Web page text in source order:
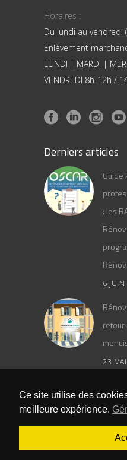
Horaires :
Du lundi au vendredi
Enlèvement
LUNDI | MARDI |
VENDREDI 8h-12h /
Derniers articles
Guide
: les
6
retour
23
Le
25
Ce site utilise des
meilleure expérience.